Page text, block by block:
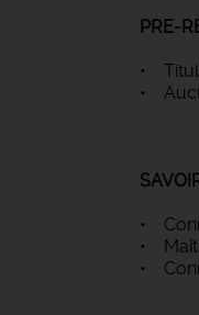
PRE-
•
•
•
•
•